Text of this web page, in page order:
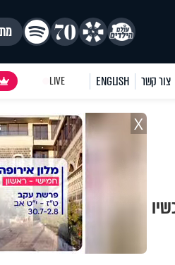
צור קשר ENGLISH
LIVE
X